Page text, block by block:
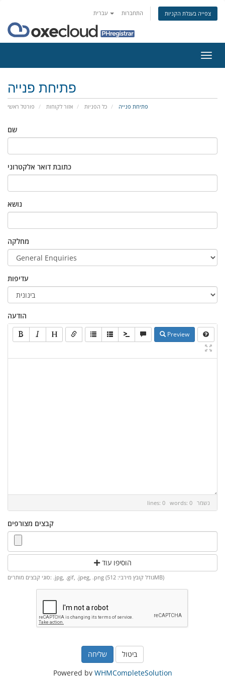
התחברות צפייה בעגלת הקניות
ניווט
פתיחת פנייה
פורטל ראשי אזור לקוחות כל הפניות פתיחת פנייה
שם
כתובת דואר אלקטרוני
נושא
מחלקה
עדיפות
הודעה
Preview
lines: 0 words: 0 נשמר
קבצים מצורפים
הוסיפו עוד
סוגי קבצים מותרים: .jpg, .gif, .jpeg, .png (גודל קובץ מירבי: 512MB)
ביטול
Powered by WHMCompleteSolution